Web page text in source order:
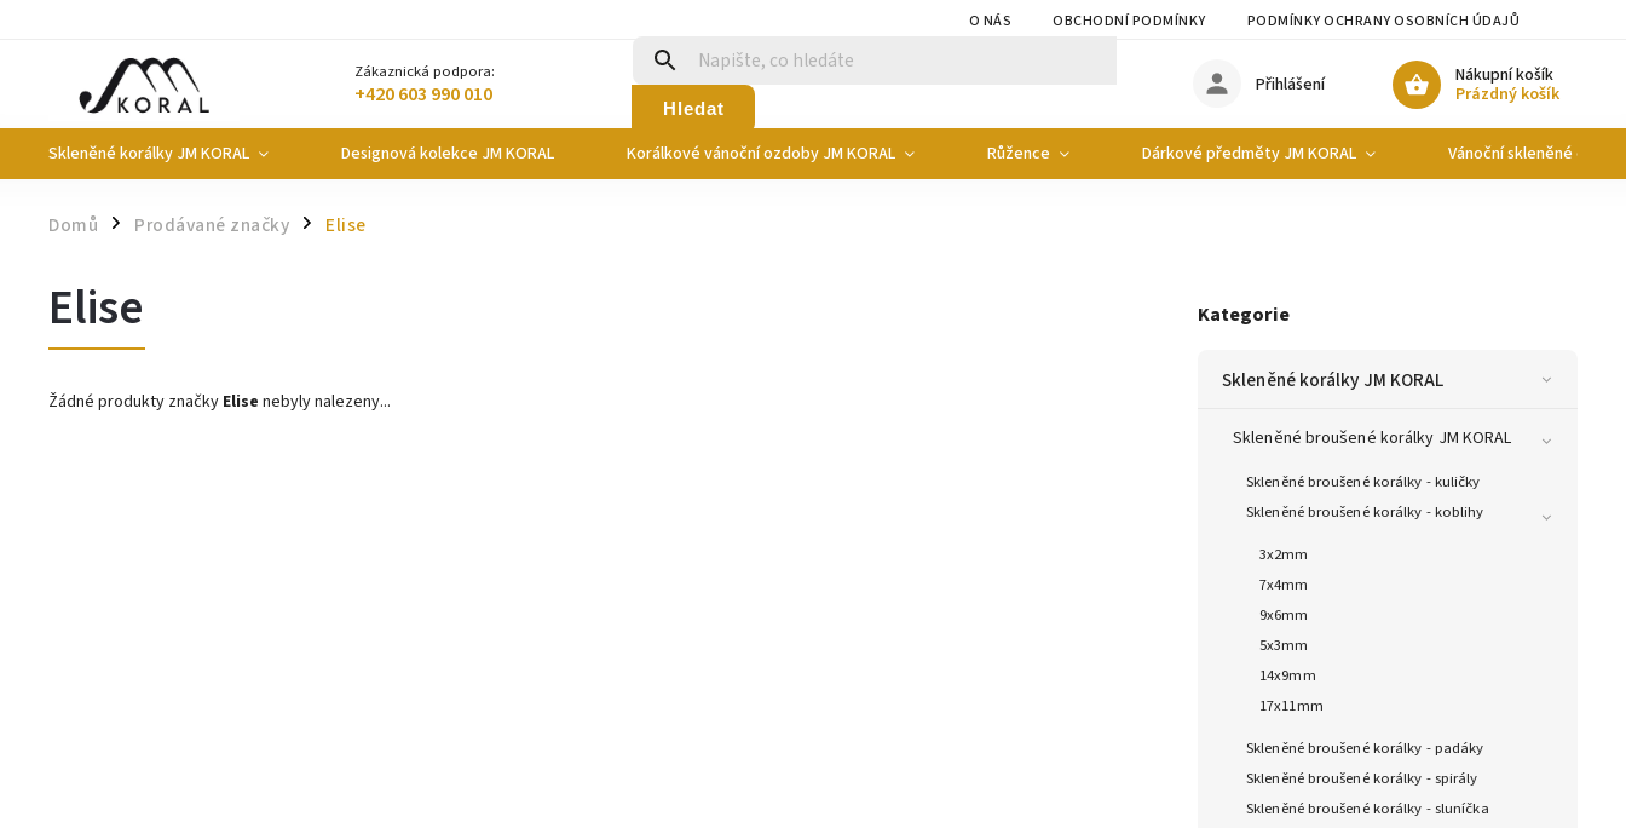
O NÁS OBCHODNÍ PODMÍNKY PODMÍNKY OCHRANY OSOBNÍCH ÚDAJŮ
Zákaznická podpora:
+420 603 990 010 Hledat
Nákupní košík
Prázdný košík
Přihlášení
Skleněné korálky JM KORAL Designová kolekce JM KORAL Korálkové vánoční ozdoby JM KORAL Růžence Dárkové předměty JM KORAL Vánoční skleněné
Domů / Prodávané značky / Elise
Kategorie
Skleněné korálky JM KORAL
Skleněné broušené korálky JM KORAL
Skleněné broušené korálky - kuličky
Skleněné broušené korálky - koblihy
3x2mm
7x4mm
9x6mm
5x3mm
14x9mm
17x11mm
Skleněné broušené korálky - padáky
Skleněné broušené korálky - spirály
Skleněné broušené korálky - sluníčka
Elise
Žádné produkty značky Elise nebyly nalezeny...